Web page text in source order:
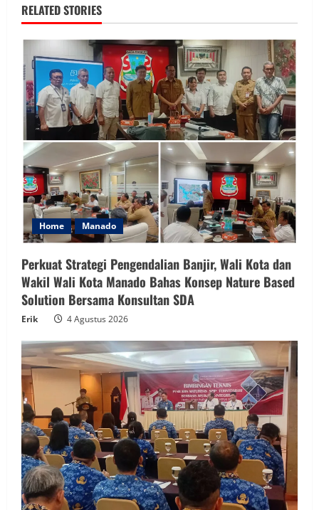
RELATED STORIES
Home Manado
Perkuat Strategi Pengendalian Banjir, Wali Kota dan
Wakil Wali Kota Manado Bahas Konsep Nature Based
Solution Bersama Konsultan SDA
Erik 4 Agustus 2026